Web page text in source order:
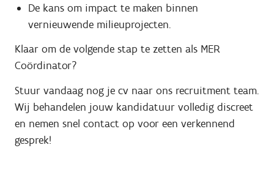
De kans om impact te maken binnen
vernieuwende milieuprojecten.
Klaar om de volgende stap te zetten als MER
Coördinator?
Stuur vandaag nog je cv naar ons recruitment team.
Wij behandelen jouw kandidatuur volledig discreet
en nemen snel contact op voor een verkennend
gesprek!